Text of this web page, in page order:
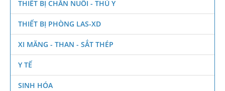
THIẾT BỊ CHĂN NUÔI - THÚ Y
THIẾT BỊ PHÒNG LAS-XD
XI MĂNG - THAN - SẮT THÉP
Y TẾ
SINH HÓA